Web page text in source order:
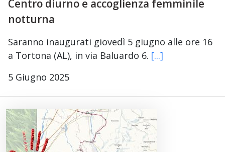
Centro diurno e accoglienza femminile
notturna
Saranno inaugurati giovedì 5 giugno alle ore 16
a Tortona (AL), in via Baluardo 6. [...]
5 Giugno 2025